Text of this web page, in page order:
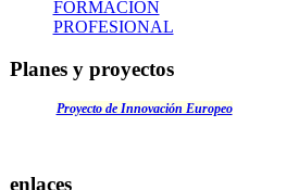
FORMACIÓN
PROFESIONAL
Planes y proyectos
Proyecto de Innovación Europeo
enlaces